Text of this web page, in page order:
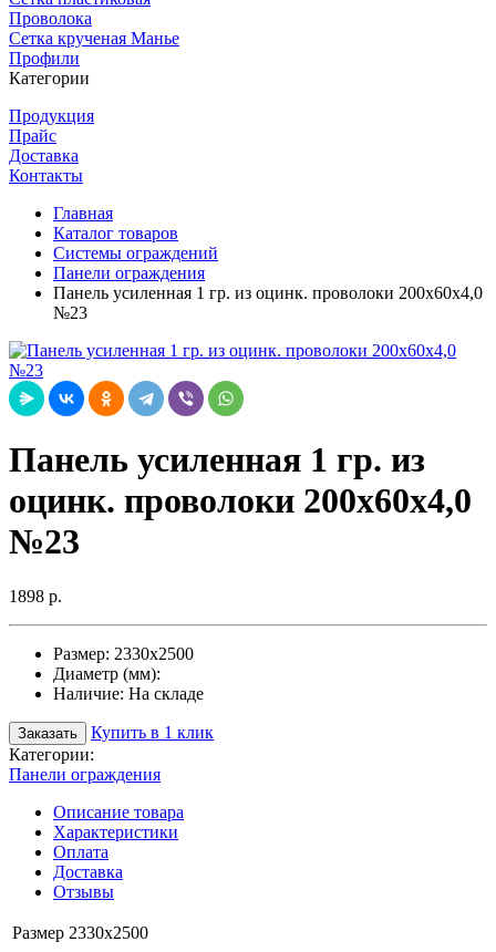
Проволока
Сетка крученая Манье
Профили
Категории
Продукция
Прайс
Доставка
Контакты
Главная
Каталог товаров
Системы ограждений
Панели ограждения
Панель усиленная 1 гр. из оцинк. проволоки 200х60х4,0
№23
Панель усиленная 1 гр. из
оцинк. проволоки 200х60х4,0
№23
1898 р.
Размер: 2330х2500
Диаметр (мм):
Наличие: На складе
Заказать
Купить в 1 клик
Категории:
Панели ограждения
Описание товара
Характеристики
Оплата
Доставка
Отзывы
Размер 2330х2500